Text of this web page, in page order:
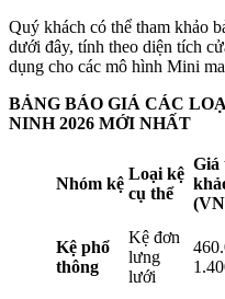
Quý khách có thể tham khảo
dưới đây, tính theo diện tích
dụng cho các mô hình Mini
BẢNG BÁO GIÁ CÁC
NINH 2026 MỚI NHẤT
Nhóm kệ
Loại kệ
cụ thể
Giá
Kệ phổ
thông
Kệ đơn
lưng
lưới